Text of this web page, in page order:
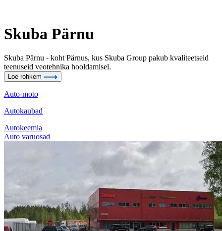
Skuba Pärnu
Skuba Pärnu - koht Pärnus, kus Skuba Group pakub kvaliteetseid
teenuseid veotehnika hooldamisel.
Loe rohkem
Auto-moto
Autokaubad
Autokeemia
Auto varuosad